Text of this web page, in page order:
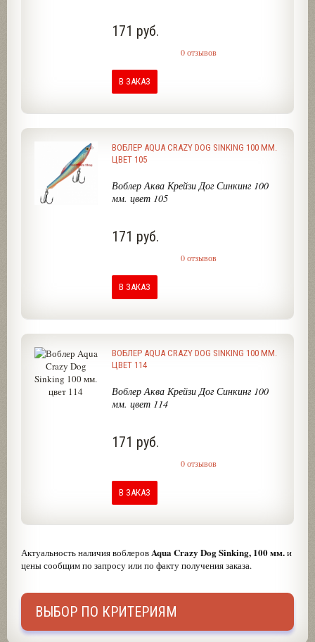
171 руб.
0 отзывов
В ЗАКАЗ
ВОБЛЕР AQUA CRAZY DOG SINKING 100 ММ.
ЦВЕТ 105
Воблер Аква Крейзи Дог Синкинг 100
мм. цвет 105
171 руб.
0 отзывов
В ЗАКАЗ
ВОБЛЕР AQUA CRAZY DOG SINKING 100 ММ.
ЦВЕТ 114
Воблер Аква Крейзи Дог Синкинг 100
мм. цвет 114
171 руб.
0 отзывов
В ЗАКАЗ
Актуальность наличия воблеровAqua Crazy Dog Sinking, 100 мм.и
цены сообщим по запросу или по факту получения заказа.
ВЫБОР ПО КРИТЕРИЯМ